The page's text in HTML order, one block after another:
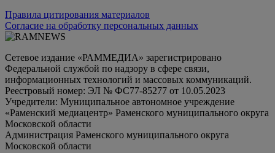
Правила цитирования материалов
Согласие на обработку персональных данных
Сетевое издание «РАММЕДИА» зарегистрировано
Федеральной службой по надзору в сфере связи,
информационных технологий и массовых коммуникаций.
Реестровый номер: ЭЛ № ФС77-85277 от 10.05.2023
Учредители: Муниципальное автономное учреждение
«Раменский медиацентр» Раменского муниципального округа
Московской области
Администрация Раменского муниципального округа
Московской области